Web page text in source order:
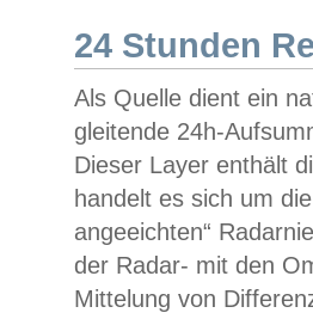
24 Stunden
Als Quelle dient ein
gleitende 24h-
Dieser Layer enthält
handelt es sich um
angeeichten“
der Radar- mit den
Mittelung von